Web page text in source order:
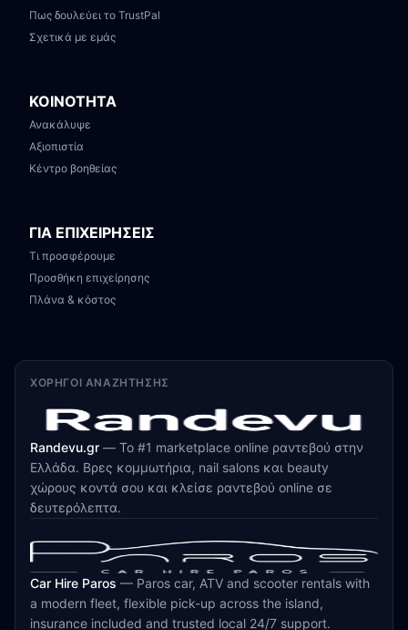
Πως δουλεύει το TrustPal
Σχετικά με εμάς
ΚΟΙΝΟΤΗΤΑ
Ανακάλυψε
Αξιοπιστία
Κέντρο βοηθείας
ΓΙΑ ΕΠΙΧΕΙΡΗΣΕΙΣ
Τι προσφέρουμε
Προσθήκη επιχείρησης
Πλάνα & κόστος
ΧΟΡΗΓΟΊ ΑΝΑΖΉΤΗΣΗΣ
Randevu.gr — Το #1 marketplace online ραντεβού στην
Ελλάδα. Βρες κομμωτήρια, nail salons και beauty
χώρους κοντά σου και κλείσε ραντεβού online σε
δευτερόλεπτα.
Car Hire Paros — Paros car, ATV and scooter rentals with
a modern fleet, flexible pick-up across the island,
insurance included and trusted local 24/7 support.